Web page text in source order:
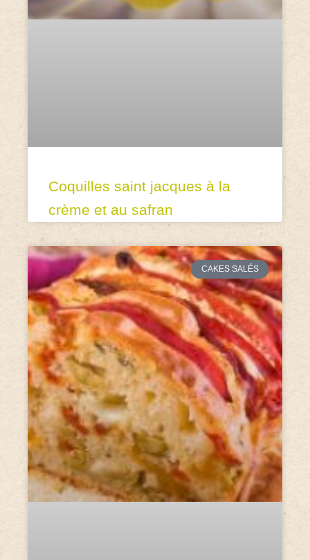
Coquilles saint jacques à la
crème et au safran
CAKES SALÉS